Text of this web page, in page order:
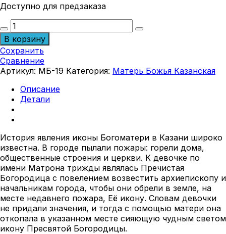
Доступно для предзаказа
Количество
товара
Икона
Матерь
Божья
Казанская
МБ-19
В корзину
Сохранить
Сравнение
Артикул: МБ-19 Категория: Матерь Божья Казанская
Описание
Детали
История явления иконы Богоматери в Казани широко
известна. В городе пылали пожары: горели дома,
общественные строения и церкви. К девочке по
имени Матрона трижды являлась Пречистая
Богородица с повелением возвестить архиепископу и
начальникам города, чтобы они обрели в земле, на
месте недавнего пожара, Её икону. Словам девочки
не придали значения, и тогда с помощью матери она
откопала в указанном месте сияющую чудным светом
икону Пресвятой Богородицы.